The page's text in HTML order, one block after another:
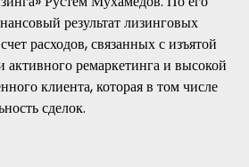
результат лизинговых
расходов, связанных с изъятой
активного ремаркетинга и высокой
клиента, которая в том числе
сделок.